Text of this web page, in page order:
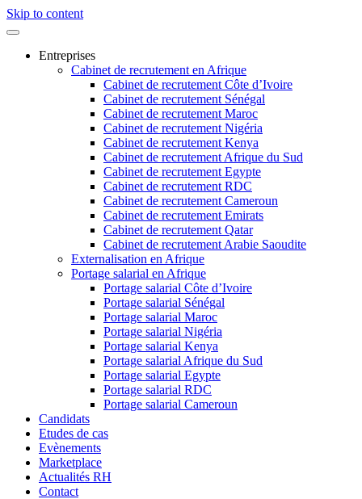
Skip to content
Entreprises
Cabinet de recrutement en Afrique
Cabinet de recrutement Côte d’Ivoire
Cabinet de recrutement Sénégal
Cabinet de recrutement Maroc
Cabinet de recrutement Nigéria
Cabinet de recrutement Kenya
Cabinet de recrutement Afrique du Sud
Cabinet de recrutement Egypte
Cabinet de recrutement RDC
Cabinet de recrutement Cameroun
Cabinet de recrutement Emirats
Cabinet de recrutement Qatar
Cabinet de recrutement Arabie Saoudite
Externalisation en Afrique
Portage salarial en Afrique
Portage salarial Côte d’Ivoire
Portage salarial Sénégal
Portage salarial Maroc
Portage salarial Nigéria
Portage salarial Kenya
Portage salarial Afrique du Sud
Portage salarial Egypte
Portage salarial RDC
Portage salarial Cameroun
Candidats
Etudes de cas
Evènements
Marketplace
Actualités RH
Contact